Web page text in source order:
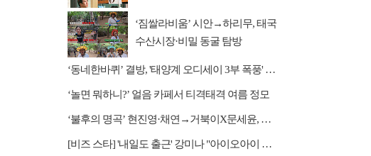
‘짐쌀라비움’ 시안→하리무, 태국
수산시장·비밀 동굴 탐방
‘동네한바퀴’ 결방, '태양계 오디세이 3부 폭풍' 편성
‘놀면 뭐하니?’ 얼음 카페서 티격태격 여름 정모
‘불후의 명곡’ 현진영·채연→거북이X문세윤, 레전드 배틀
[비즈 스타] '내일도 출근' 강미나 "아이오아이 불화설? 사실 아냐"(인터뷰)